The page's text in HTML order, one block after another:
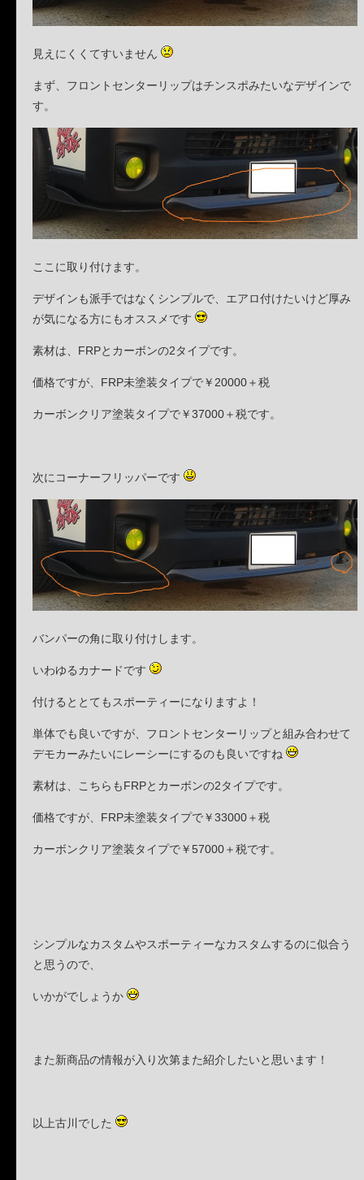
見えにくくてすいません
まず、フロントセンターリップはチンスポみたいなデザインで
す。
ここに取り付けます。
デザインも派手ではなくシンプルで、エアロ付けたいけど厚み
が気になる方にもオススメです
素材は、FRPとカーボンの2タイプです。
価格ですが、FRP未塗装タイプで￥20000＋税
カーボンクリア塗装タイプで￥37000＋税です。
次にコーナーフリッパーです
バンパーの角に取り付けします。
いわゆるカナードです
付けるととてもスポーティーになりますよ！
単体でも良いですが、フロントセンターリップと組み合わせて
デモカーみたいにレーシーにするのも良いですね
素材は、こちらもFRPとカーボンの2タイプです。
価格ですが、FRP未塗装タイプで￥33000＋税
カーボンクリア塗装タイプで￥57000＋税です。
シンプルなカスタムやスポーティーなカスタムするのに似合う
と思うので、
いかがでしょうか
また新商品の情報が入り次第また紹介したいと思います！
以上古川でした